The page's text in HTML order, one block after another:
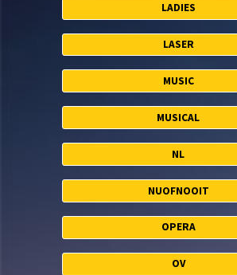
LADIES
LASER
MUSIC
MUSICAL
NL
NUOFNOOIT
OPERA
OV